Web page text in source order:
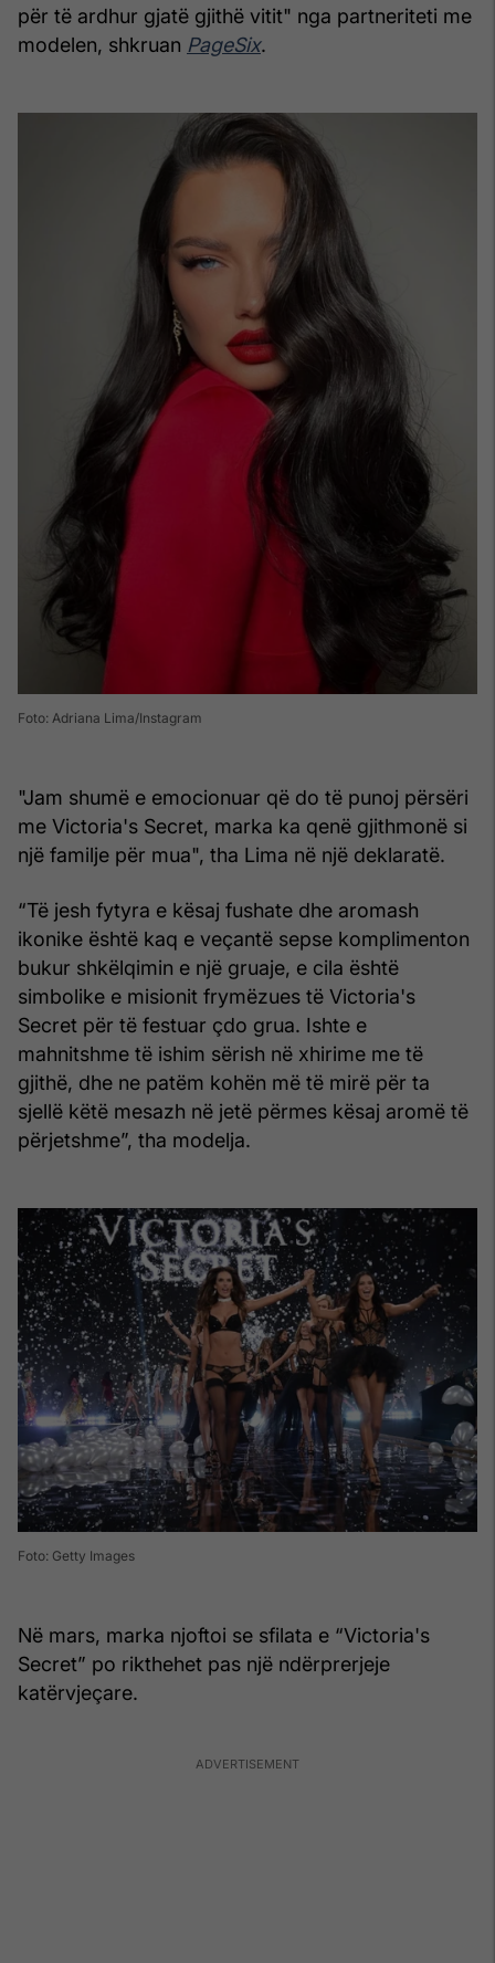
për të ardhur gjatë gjithë vitit" nga partneriteti me
modelen, shkruan PageSix.
Foto: Adriana Lima/Instagram
"Jam shumë e emocionuar që do të punoj përsëri
me Victoria's Secret, marka ka qenë gjithmonë si
një familje për mua", tha Lima në një deklaratë.
“Të jesh fytyra e kësaj fushate dhe aromash
ikonike është kaq e veçantë sepse komplimenton
bukur shkëlqimin e një gruaje, e cila është
simbolike e misionit frymëzues të Victoria's
Secret për të festuar çdo grua. Ishte e
mahnitshme të ishim sërish në xhirime me të
gjithë, dhe ne patëm kohën më të mirë për ta
sjellë këtë mesazh në jetë përmes kësaj aromë të
përjetshme”, tha modelja.
Foto: Getty Images
Në mars, marka njoftoi se sfilata e “Victoria's
Secret” po rikthehet pas një ndërprerjeje
katërvjeçare.